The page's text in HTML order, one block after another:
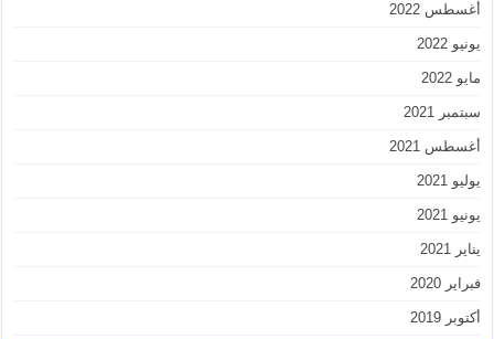
أغسطس 2022
يونيو 2022
مايو 2022
سبتمبر 2021
أغسطس 2021
يوليو 2021
يونيو 2021
يناير 2021
فبراير 2020
أكتوبر 2019